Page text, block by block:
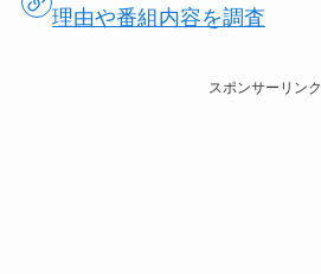
理由や番組内容を調査
スポンサーリンク